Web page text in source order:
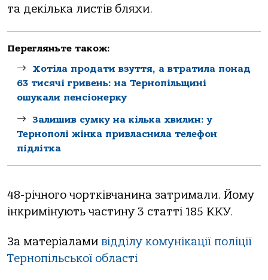
та декілька листів бляхи.
Перегляньте також:
Хотіла продати взуття, а втратила понад
63 тисячі гривень: на Тернопільщині
ошукали пенсіонерку
Залишив сумку на кілька хвилин: у
Тернополі жінка привласнила телефон
підлітка
48-річного чортківчанина затримали. Йому
інкримінують частину 3 статті 185 ККУ.
За матеріалами відділу комунікації поліції
Тернопільської області